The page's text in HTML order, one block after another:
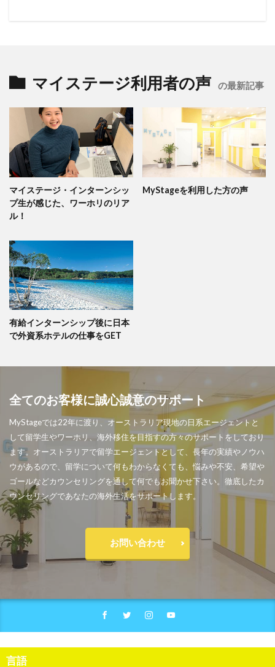
マイステージ利用者の声 の最新記事
マイステージ・インターンシッ
プ生が感じた、ワーホリのリア
ル！
MyStageを利用した方の声
有給インターンシップ後に日本
で外資系ホテルの仕事をGET
全てのお客様に誠心誠意のサポート
MyStageでは22年に渡り、オーストラリア現地の日系エージェントと
して留学生やワーホリ、海外移住を目指すの方々のサポートをしており
ます。オーストラリアで留学エージェントとして、長年の実績やノウハ
ウがあるので、留学について何もわからなくても、悩みや不安、希望や
ゴールなどカウンセリングを通して何でもお聞かせ下さい。徹底したカ
ウンセリングであなたの海外生活をサポートします。
お問い合わせ
言語